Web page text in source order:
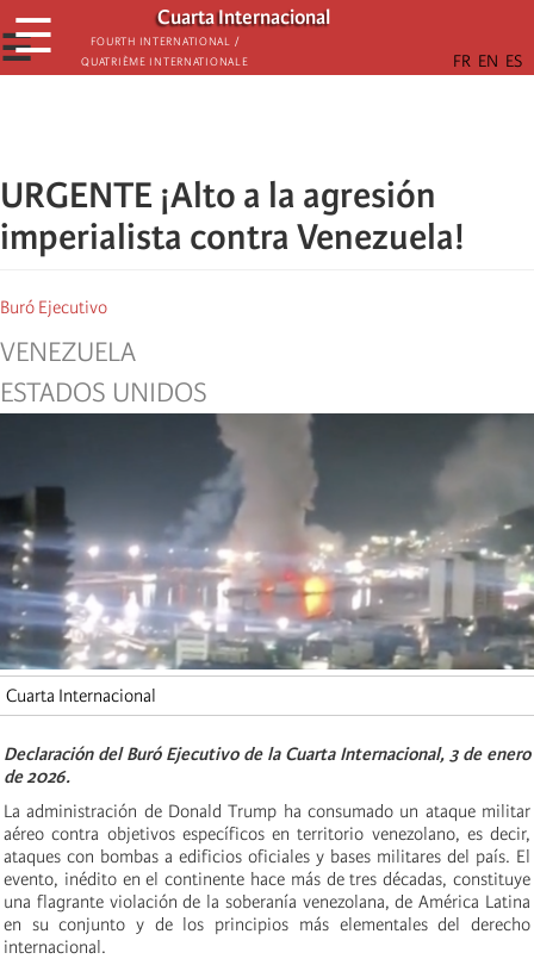
Skip
to
main
Cuarta Internacional
Fourth International /
Quatrième internationale
☰
☰
URGENTE ¡Alto a la agresión
imperialista contra Venezuela!
Buró Ejecutivo
VENEZUELA
ESTADOS UNIDOS
Cuarta Internacional
Declaración del Buró Ejecutivo de la Cuarta Internacional, 3 de enero
de 2026.
La administración de Donald Trump ha consumado un ataque militar
aéreo contra objetivos específicos en territorio venezolano, es decir,
ataques con bombas a edificios oficiales y bases militares del país. El
evento, inédito en el continente hace más de tres décadas, constituye
una flagrante violación de la soberanía venezolana, de América Latina
en su conjunto y de los principios más elementales del derecho
internacional.